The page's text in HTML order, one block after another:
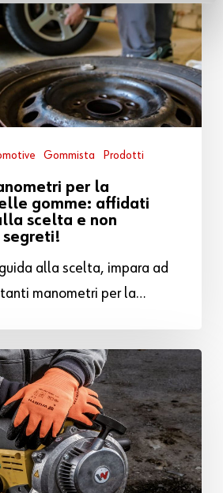
Gommista Prodotti
per la
gomme: affidati
scelta e non
segreti!
alla scelta, impara ad
manometri per la…